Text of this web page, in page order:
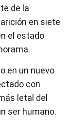
de la
en siete
el estado
en un nuevo
con
letal del
ser humano.